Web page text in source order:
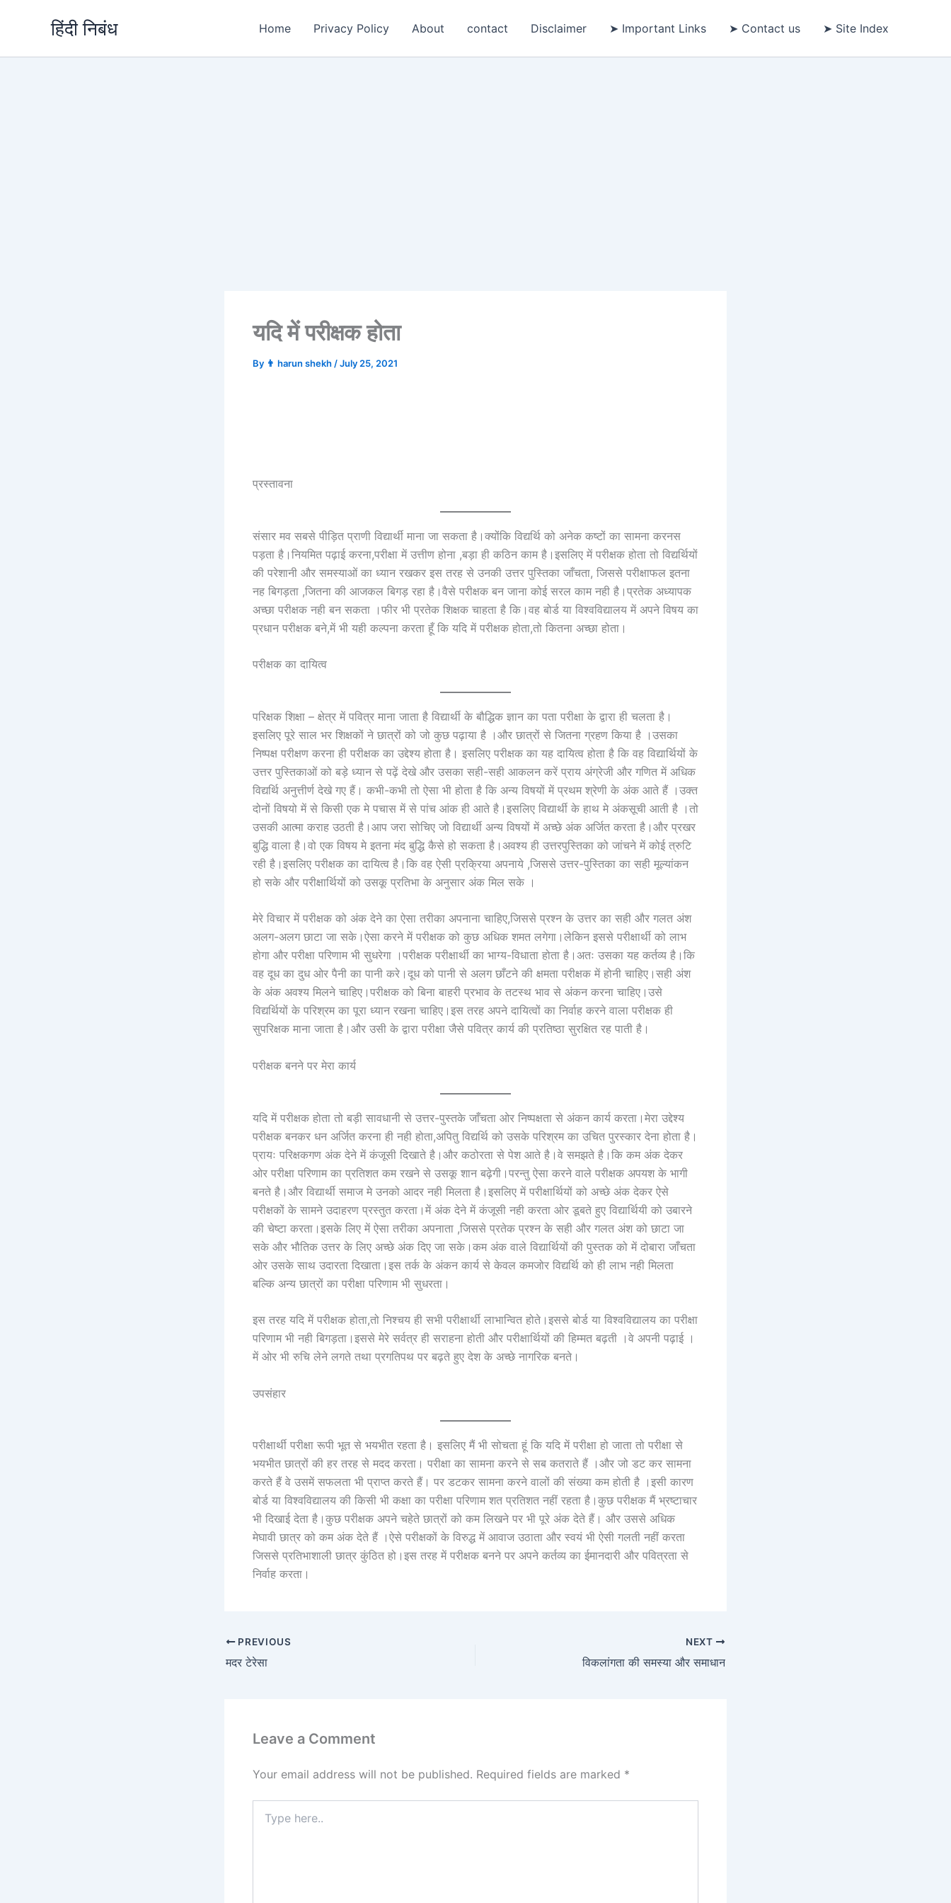
हिंदी निबंध Home Privacy Policy About contact Disclaimer ➤ Important Links ➤ Contact us ➤ Site Index
यदि में परीक्षक होता
By 👨 harun shekh /July 25, 2021
प्रस्तावना
संसार मव सबसे पीड़ित प्राणी विद्यार्थी माना जा सकता है।क्योंकि विद्यर्थि को अनेक कष्टों का सामना करनस
पड़ता है।नियमित पढ़ाई करना,परीक्षा में उत्तीण होना ,बड़ा ही कठिन काम है।इसलिए में परीक्षक होता तो विद्यर्थियों
की परेशानी और समस्याओं का ध्यान रखकर इस तरह से उनकी उत्तर पुस्तिका जाँचता, जिससे परीक्षाफल इतना
नह बिगड़ता ,जितना की आजकल बिगड़ रहा है।वैसे परीक्षक बन जाना कोई सरल काम नही है।प्रतेक अध्यापक
अच्छा परीक्षक नही बन सकता ।फीर भी प्रतेक शिक्षक चाहता है कि।वह बोर्ड या विश्वविद्यालय में अपने विषय का
प्रधान परीक्षक बने,में भी यही कल्पना करता हूँ कि यदि में परीक्षक होता,तो कितना अच्छा होता।
परीक्षक का दायित्व
परिक्षक शिक्षा – क्षेत्र में पवित्र माना जाता है विद्यार्थी के बौद्धिक ज्ञान का पता परीक्षा के द्वारा ही चलता है।
इसलिए पूरे साल भर शिक्षकों ने छात्रों को जो कुछ पढ़ाया है ।और छात्रों से जितना ग्रहण किया है ।उसका
निष्पक्ष परीक्षण करना ही परीक्षक का उद्देश्य होता है। इसलिए परीक्षक का यह दायित्व होता है कि वह विद्यार्थियों के
उत्तर पुस्तिकाओं को बड़े ध्यान से पढ़ें देखे और उसका सही-सही आकलन करें प्राय अंग्रेजी और गणित में अधिक
विद्यर्थि अनुत्तीर्ण देखे गए हैं। कभी-कभी तो ऐसा भी होता है कि अन्य विषयों में प्रथम श्रेणी के अंक आते हैं ।उक्त
दोनों विषयो में से किसी एक मे पचास में से पांच आंक ही आते है।इसलिए विद्यार्थी के हाथ मे अंकसूची आती है ।तो
उसकी आत्मा कराह उठती है।आप जरा सोचिए जो विद्यार्थी अन्य विषयों में अच्छे अंक अर्जित करता है।और प्रखर
बुद्धि वाला है।वो एक विषय मे इतना मंद बुद्धि कैसे हो सकता है।अवश्य ही उत्तरपुस्तिका को जांचने में कोई त्रुटि
रही है।इसलिए परीक्षक का दायित्व है।कि वह ऐसी प्रक्रिया अपनाये ,जिससे उत्तर-पुस्तिका का सही मूल्यांकन
हो सके और परीक्षार्थियों को उसकू प्रतिभा के अनुसार अंक मिल सके ।
मेरे विचार में परीक्षक को अंक देने का ऐसा तरीका अपनाना चाहिए,जिससे प्रश्न के उत्तर का सही और गलत अंश
अलग-अलग छाटा जा सके।ऐसा करने में परीक्षक को कुछ अधिक शमत लगेगा।लेकिन इससे परीक्षार्थी को लाभ
होगा और परीक्षा परिणाम भी सुधरेगा ।परीक्षक परीक्षार्थी का भाग्य-विधाता होता है।अतः उसका यह कर्तव्य है।कि
वह दूध का दुध ओर पैनी का पानी करे।दूध को पानी से अलग छाँटने की क्षमता परीक्षक में होनी चाहिए।सही अंश
के अंक अवश्य मिलने चाहिए।परीक्षक को बिना बाहरी प्रभाव के तटस्थ भाव से अंकन करना चाहिए।उसे
विद्यर्थियों के परिश्रम का पूरा ध्यान रखना चाहिए।इस तरह अपने दायित्वों का निर्वाह करने वाला परीक्षक ही
सुपरिक्षक माना जाता है।और उसी के द्वारा परीक्षा जैसे पवित्र कार्य की प्रतिष्ठा सुरक्षित रह पाती है।
परीक्षक बनने पर मेरा कार्य
यदि में परीक्षक होता तो बड़ी सावधानी से उत्तर-पुस्तके जाँचता ओर निष्पक्षता से अंकन कार्य करता।मेरा उद्देश्य
परीक्षक बनकर धन अर्जित करना ही नही होता,अपितु विद्यर्थि को उसके परिश्रम का उचित पुरस्कार देना होता है।
प्रायः परिक्षकगण अंक देने में कंजूसी दिखाते है।और कठोरता से पेश आते है।वे समझते है।कि कम अंक देकर
ओर परीक्षा परिणाम का प्रतिशत कम रखने से उसकू शान बढ़ेगी।परन्तु ऐसा करने वाले परीक्षक अपयश के भागी
बनते है।और विद्यार्थी समाज मे उनको आदर नही मिलता है।इसलिए में परीक्षार्थियों को अच्छे अंक देकर ऐसे
परीक्षकों के सामने उदाहरण प्रस्तुत करता।में अंक देने में कंजूसी नही करता ओर डूबते हुए विद्यार्थियी को उबारने
की चेष्टा करता।इसके लिए में ऐसा तरीका अपनाता ,जिससे प्रतेक प्रश्न के सही और गलत अंश को छाटा जा
सके और भौतिक उत्तर के लिए अच्छे अंक दिए जा सके।कम अंक वाले विद्यार्थियों की पुस्तक को में दोबारा जाँचता
ओर उसके साथ उदारता दिखाता।इस तर्क के अंकन कार्य से केवल कमजोर विद्यर्थि को ही लाभ नही मिलता
बल्कि अन्य छात्रों का परीक्षा परिणाम भी सुधरता।
इस तरह यदि में परीक्षक होता,तो निश्चय ही सभी परीक्षार्थी लाभान्वित होते।इससे बोर्ड या विश्वविद्यालय का परीक्षा
परिणाम भी नही बिगड़ता।इससे मेरे सर्वत्र ही सराहना होती और परीक्षार्थियों की हिम्मत बढ़ती ।वे अपनी पढ़ाई ।
में ओर भी रुचि लेने लगते तथा प्रगतिपथ पर बढ़ते हुए देश के अच्छे नागरिक बनते।
उपसंहार
परीक्षार्थी परीक्षा रूपी भूत से भयभीत रहता है। इसलिए मैं भी सोचता हूं कि यदि में परीक्षा हो जाता तो परीक्षा से
भयभीत छात्रों की हर तरह से मदद करता। परीक्षा का सामना करने से सब कतराते हैं ।और जो डट कर सामना
करते हैं वे उसमें सफलता भी प्राप्त करते हैं। पर डटकर सामना करने वालों की संख्या कम होती है ।इसी कारण
बोर्ड या विश्वविद्यालय की किसी भी कक्षा का परीक्षा परिणाम शत प्रतिशत नहीं रहता है।कुछ परीक्षक मैं भ्रष्टाचार
भी दिखाई देता है।कुछ परीक्षक अपने चहेते छात्रों को कम लिखने पर भी पूरे अंक देते हैं। और उससे अधिक
मेघावी छात्र को कम अंक देते हैं ।ऐसे परीक्षकों के विरुद्ध में आवाज उठाता और स्वयं भी ऐसी गलती नहीं करता
जिससे प्रतिभाशाली छात्र कुंठित हो।इस तरह में परीक्षक बनने पर अपने कर्तव्य का ईमानदारी और पवित्रता से
निर्वाह करता।
PREVIOUS
मदर टेरेसा
NEXT
विकलांगता की समस्या और समाधान
Leave a Comment
Your email address will not be published. Required fields are marked *
here..